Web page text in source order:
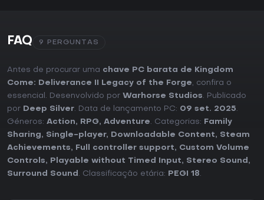
FAQ 9 PERGUNTAS
Antes de procurar uma chave PC barata de Kingdom
Come: Deliverance II Legacy of the Forge, confira o
essencial. Desenvolvido por Warhorse Studios. Publicado
por Deep Silver. Data de lançamento PC: 09 set. 2025.
Géneros: Action, RPG, Adventure. Categorias:
Family
Sharing, Single-player, Downloadable Content, Steam
Achievements, Full controller support, Custom Volume
Controls, Playable without Timed Input, Stereo Sound ,
Surround Sound . Classificação etária: PEGI 18.